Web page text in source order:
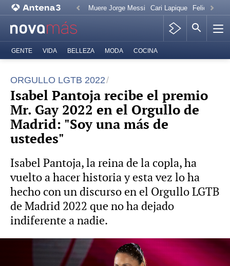
Muere Jorge Messi Cari Lapique Felicitación
GENTE VIDA BELLEZA MODA COCINA
ORGULLO LGTB 2022
Isabel Pantoja recibe el premio
Mr. Gay 2022 en el Orgullo de
Madrid: "Soy una más de
ustedes"
Isabel Pantoja, la reina de la copla, ha
vuelto a hacer historia y esta vez lo ha
hecho con un discurso en el Orgullo LGTB
de Madrid 2022 que no ha dejado
indiferente a nadie.